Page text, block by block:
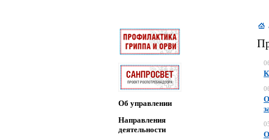
Об управлении
Направления
деятельности
О